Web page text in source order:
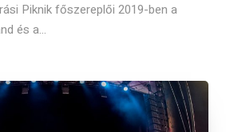
Piknik főszereplői 2019-ben a
és a...